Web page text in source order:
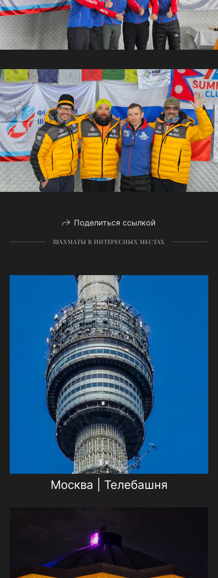
Поделиться ссылкой
ШАХМАТЫ В ИНТЕРЕСНЫХ МЕСТАХ
Москва | Телебашня